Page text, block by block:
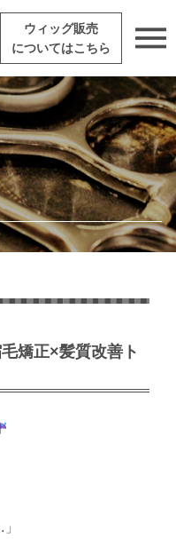
ウィッグ販売
についてはこちら
毛矯正×髪質改善ト